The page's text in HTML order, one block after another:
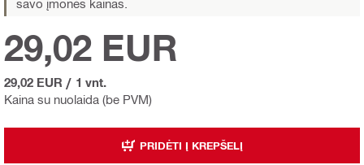
savo įmonės kainas.
Kaina su nuolaida (be PVM)
29,02 EUR
29,02 EUR / 1 vnt.
PRIDĖTI Į KREPŠELĮ